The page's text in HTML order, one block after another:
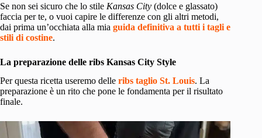
Se non sei sicuro che lo stile Kansas City (dolce e glassato)
faccia per te, o vuoi capire le differenze con gli altri metodi,
dai prima un’occhiata alla mia guida definitiva a tutti i tagli e
stili di costine.
La preparazione delle ribs Kansas City Style
Per questa ricetta useremo delle ribs taglio St. Louis. La
preparazione è un rito che pone le fondamenta per il risultato
finale.